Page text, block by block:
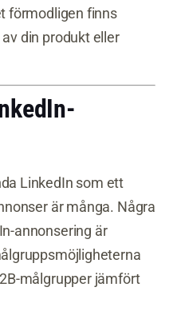
förmodligen finns
din produkt eller
LinkedIn som ett
är många. Några
annonsering är
målgrupper jämfört